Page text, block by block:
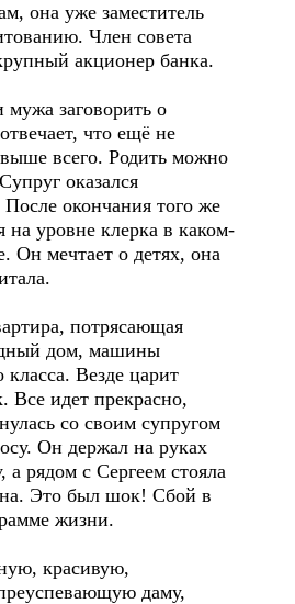
она уже заместитель
Член совета
акционер банка.
заговорить о
что ещё не
всего. Родить можно
оказался
окончания того же
на уровне клерка в каком-
Он мечтает о детях, она
потрясающая
дом, машины
класса. Везде царит
Все идет прекрасно,
со своим супругом
Он держал на руках
а рядом с Сергеем стояла
Это был шок! Сбой в
жизни.
красивую,
даму,